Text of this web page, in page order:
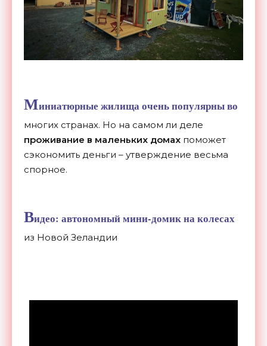
Миниатюрные жилища очень популярны во
многих странах. Но на самом ли деле
проживание в маленьких домах поможет
сэкономить деньги – утверждение весьма
спорное.
Видео: автономный мини-домик на колесах
из Новой Зеландии